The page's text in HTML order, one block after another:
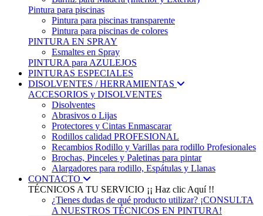
Pintura para piscinas
Pintura para piscinas transparente
Pintura para piscinas de colores
PINTURA EN SPRAY
Esmaltes en Spray
PINTURA para AZULEJOS
PINTURAS ESPECIALES
DISOLVENTES / HERRAMIENTAS
ACCESORIOS y DISOLVENTES
Disolventes
Abrasivos o Lijas
Protectores y Cintas Enmascarar
Rodillos calidad PROFESIONAL
Recambios Rodillo y Varillas para rodillo Profesionales
Brochas, Pinceles y Paletinas para pintar
Alargadores para rodillo, Espátulas y Llanas
CONTACTO
TÉCNICOS A TU SERVICIO ¡¡ Haz clic Aquí !!
¿Tienes dudas de qué producto utilizar? ¡CONSULTA
A NUESTROS TÉCNICOS EN PINTURA!